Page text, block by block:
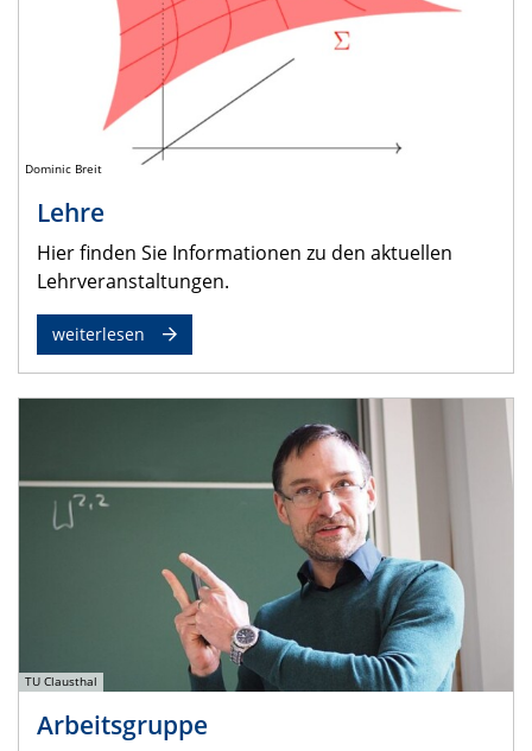
Dominic Breit
Lehre
Hier finden Sie Informationen zu den aktuellen
Lehrveranstaltungen.
weiterlesen
TU Clausthal
Arbeitsgruppe